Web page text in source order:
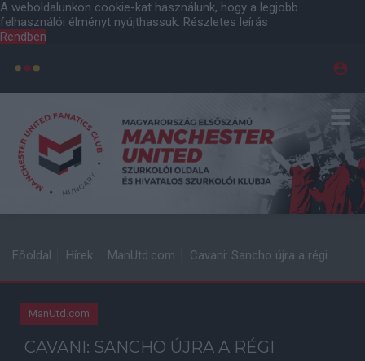
A weboldalunkon cookie-kat használunk, hogy a legjobb
felhasználói élményt nyújthassuk. Részletes leírás
Rendben
Főoldal Hírek ManUtd.com Cavani: Sancho újra a régi
ManUtd.com
CAVANI: SANCHO ÚJRA A RÉGI